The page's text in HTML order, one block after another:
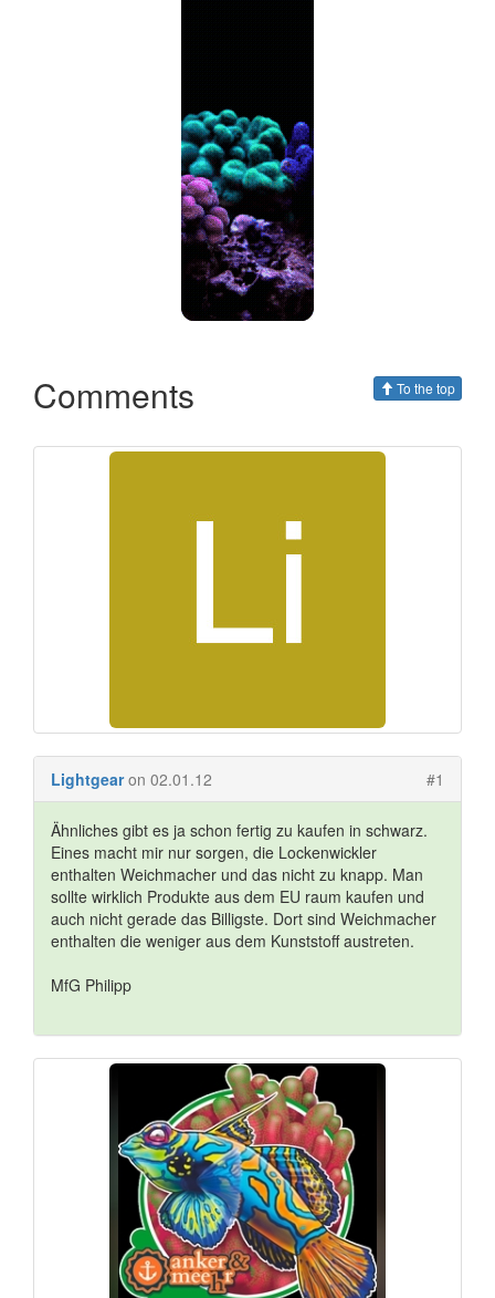
Comments To the top
Lightgear on 02.01.12 #1
Ähnliches gibt es ja schon fertig zu kaufen in schwarz.
Eines macht mir nur sorgen, die Lockenwickler
enthalten Weichmacher und das nicht zu knapp. Man
sollte wirklich Produkte aus dem EU raum kaufen und
auch nicht gerade das Billigste. Dort sind Weichmacher
enthalten die weniger aus dem Kunststoff austreten.
MfG Philipp